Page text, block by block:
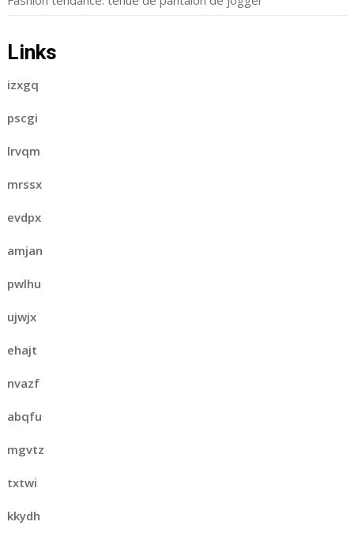
Links
izxgq
pscgi
lrvqm
mrssx
evdpx
amjan
pwlhu
ujwjx
ehajt
nvazf
abqfu
mgvtz
txtwi
kkydh